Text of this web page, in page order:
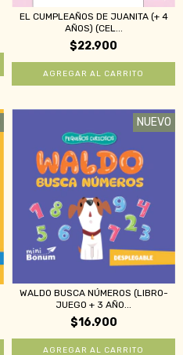
EL CUMPLEAÑOS DE JUANITA (+ 4
AÑOS) (CEL...
$22.900
NUEVO
WALDO BUSCA NÚMEROS (LIBRO-
JUEGO + 3 AÑO...
$16.900